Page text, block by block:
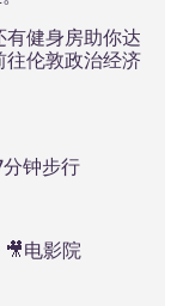
健身房助你达
往伦敦政治经济
钟步行
电影院